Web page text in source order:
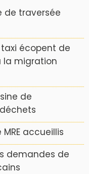
de traversée
écopent de
la migration
de
accueillis
demandes de